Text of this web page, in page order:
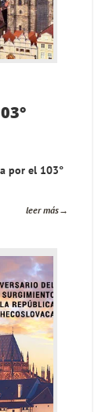
por el 103°
leer más